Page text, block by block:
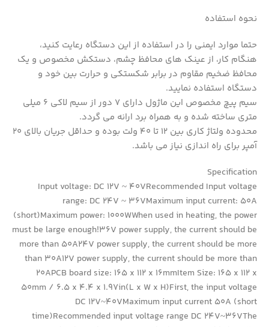
نحوه استفاده
حتما موارد ایمنی را در استفاده از این دستگاه رعایت کنید،
هنگام کار، از عینک های محافظ چشم، دستکش مخصوص و یک
محافظ ضخیم مقاوم در برابر شکستکی و حرارت بین خود و
دستگاه استفاده نمایید.
سیم پیچ مخصوص این ماژول دارای 7 دور از سیم لاکی 6 میلی
متری ساخته شده و به همراه برد ارانه می گردد.
محدوده ولتاژ کاری بین 12 تا 40 ولت بوده و حداقل جریان بالای 20
آمپر برای راه اندازی نیاز می باشد.
Specification
Input voltage: DC 12V ~ 40VRecommended Input voltage
range: DC 24V ~ 36VMaximum input current: 50A
(short)Maximum power: 1000WWhen used in heating, the power
must be large enough!36V power supply, the current should be
more than 50A24V power supply, the current should be more
than 30A12V power supply, the current should be more than
20APCB board size: 165 x 112 x 16mmItem Size: 165 x 112 x
50mm / 6.5 x 4.4 x 1.97in(L x W x H)First, the input voltage
DC 12V~40VMaximum input current 50A (short
time)Recommended input voltage range DC 24V~36VThe